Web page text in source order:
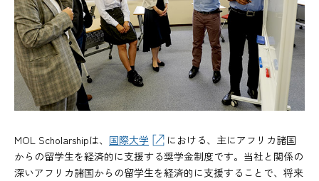
MOL Scholarshipは、 国際大学
における、主にアフリカ諸国
からの留学生を経済的に支援する奨学金制度です。当社と関係の
深いアフリカ諸国からの留学生を経済的に支援することで、将来